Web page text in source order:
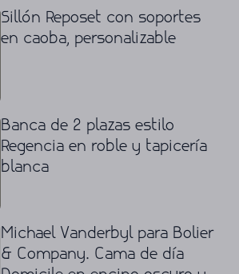
Sillón Reposet con soportes
en caoba, personalizable
Banca de 2 plazas estilo
Regencia en roble y tapicería
blanca
Michael Vanderbyl para Bolier
& Company. Cama de día